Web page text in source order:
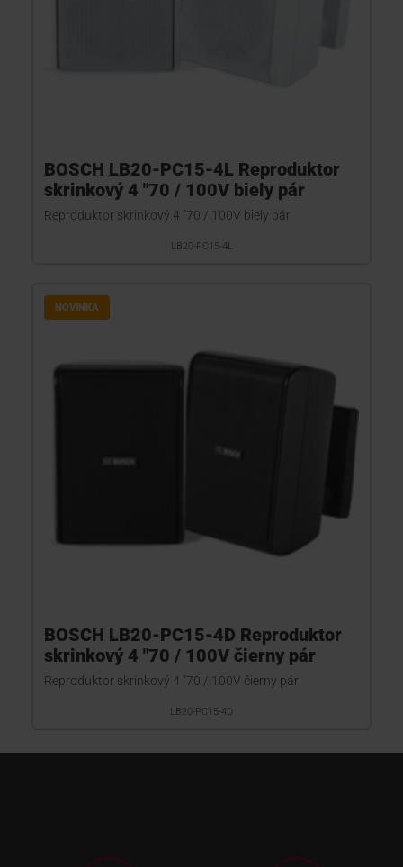
BOSCH LB20-PC15-4L Reproduktor
skrinkový 4 "70 / 100V biely pár
Reproduktor skrinkový 4 "70 / 100V biely pár
LB20-PC15-4L
NOVINKA
BOSCH LB20-PC15-4D Reproduktor
skrinkový 4 "70 / 100V čierny pár
Reproduktor skrinkový 4 "70 / 100V čierny pár
LB20-PC15-4D